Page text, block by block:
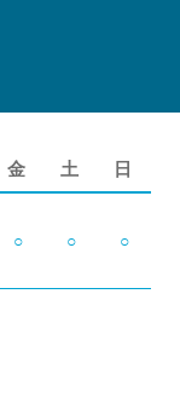
金 土 日
○ ○ ○